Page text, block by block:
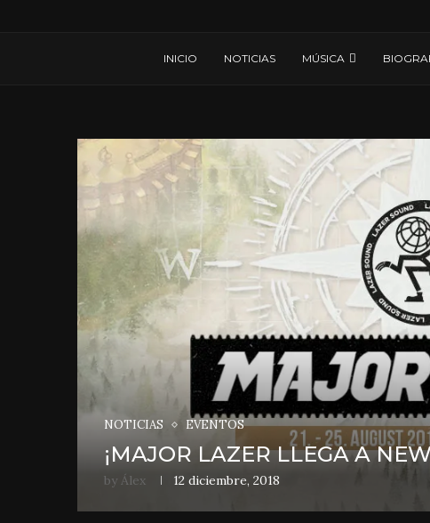
INICIO NOTICIAS MÚSICA
NOTICIAS EVENTOS
¡MAJOR LAZER LLEGA A
by Álex 12 diciembre, 2018